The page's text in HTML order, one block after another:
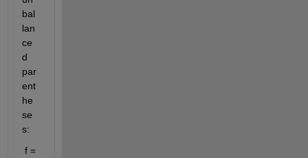
bal
lan
ce
d
par
ent
he
se
s:
f =